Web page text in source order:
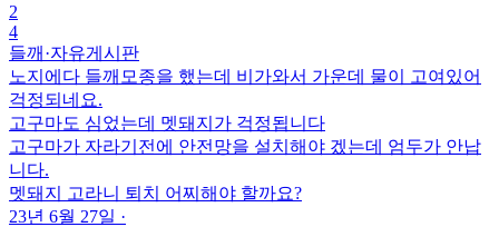
2
4
들깨 ·자유게시판
노지에다 들깨모종을 했는데 비가와서 가운데 물이 고여있어
걱정되네요.
고구마도 심었는데 멧돼지가 걱정됩니다
고구마가 자라기전에 안전망을 설치해야 겠는데 엄두가 안납
니다.
멧돼지 고라니 퇴치 어찌해야 할까요?
23년 6월 27일 ·